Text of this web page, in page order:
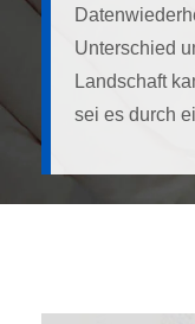
Unterschied
Landschaft
sei es durch